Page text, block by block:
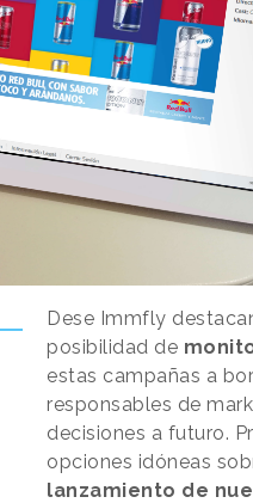
Dese Immfly
posibilidad de
estas campañas a
responsables de
decisiones a futuro.
opciones idóneas
lanzamiento de